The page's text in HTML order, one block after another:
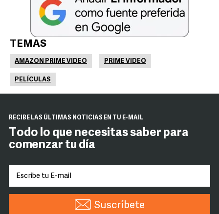
TEMAS
AMAZON PRIME VIDEO PRIME VIDEO
PELÍCULAS
RECIBE LAS ÚLTIMAS NOTICIAS EN TU E-MAIL
Todo lo que necesitas saber para
comenzar tu día
Suscríbete